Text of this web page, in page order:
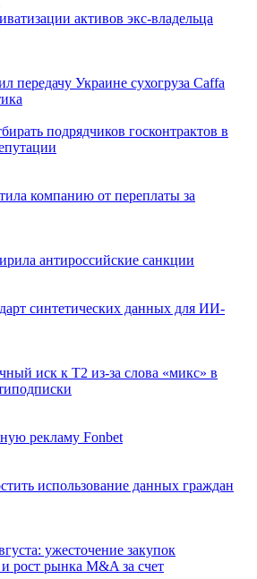
активов экс-владельца
передачу Украине сухогруза Caffa
подрядчиков госконтрактов в
компанию от переплаты за
антироссийские санкции
синтетических данных для ИИ-
иск к Т2 из-за слова «микс» в
рекламу Fonbet
использование данных граждан
ужесточение закупок
рост рынка M&A за счет